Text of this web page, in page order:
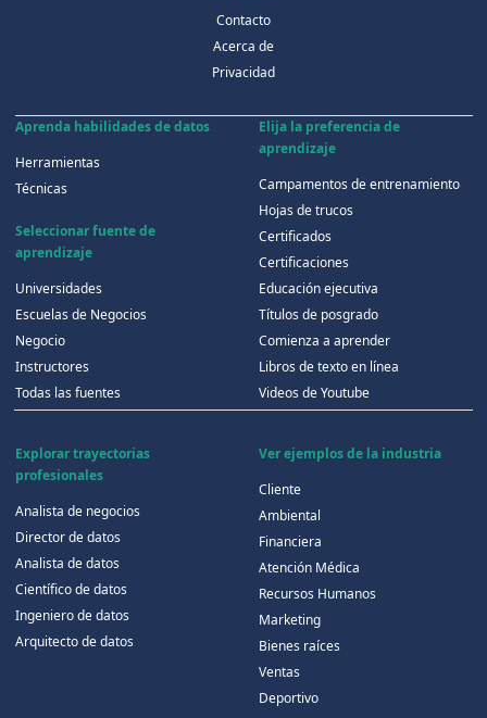
Contacto
Acerca de
Privacidad
Aprenda habilidades de datos
Herramientas
Técnicas
Seleccionar fuente de
aprendizaje
Universidades
Escuelas de Negocios
Negocio
Instructores
Todas las fuentes
Elija la preferencia de
aprendizaje
Campamentos de entrenamiento
Hojas de trucos
Certificados
Certificaciones
Educación ejecutiva
Títulos de posgrado
Comienza a aprender
Libros de texto en línea
Videos de Youtube
Explorar trayectorias
profesionales
Analista de negocios
Director de datos
Analista de datos
Científico de datos
Ingeniero de datos
Arquitecto de datos
Ver ejemplos de la industria
Cliente
Ambiental
Financiera
Atención Médica
Recursos Humanos
Marketing
Bienes raíces
Ventas
Deportivo